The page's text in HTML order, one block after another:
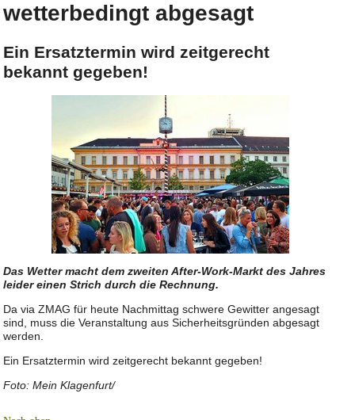
wetterbedingt abgesagt
Ein Ersatztermin wird zeitgerecht
bekannt gegeben!
Das Wetter macht dem zweiten After-Work-Markt des Jahres
leider einen Strich durch die Rechnung.
Da via ZMAG für heute Nachmittag schwere Gewitter angesagt
sind, muss die Veranstaltung aus Sicherheitsgründen abgesagt
werden.
Ein Ersatztermin wird zeitgerecht bekannt gegeben!
Foto: Mein Klagenfurt/